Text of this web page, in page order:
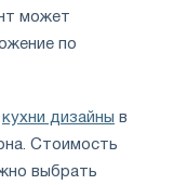
может
по
кухни дизайны в
Стоимость
выбрать